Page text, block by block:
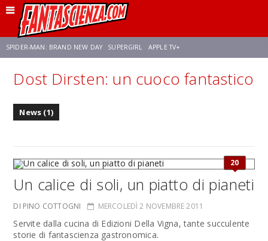
SPIDER-MAN: BRAND NEW DAY SUPERGIRL APPLE TV+
FRANCO RICCIARDIELLO ZENDAYA STAR TREK AVENGERS: DOOMSDAY
Dost Dirsten: un cuoco fantastico
News (1)
20
Un calice di soli, un piatto di pianeti
DI PINO COTTOGNI MERCOLEDÌ 2 NOVEMBRE 2011
Servite dalla cucina di Edizioni Della Vigna, tante succulente
storie di fantascienza gastronomica.